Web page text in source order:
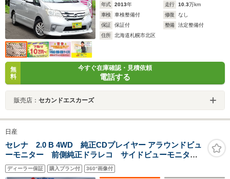
年式 2013年 走行 10.3万km
車検
車検整備付 修復
なし
保証
保証付 整備
法定整備付
住所
北海道札幌市北区
無
料
今すぐ在庫確認・見積依頼
電話する
販売店： セカンドエスカーズ
日産
セレナ 2.0 B 4WD 純正CDプレイヤー アラウンドビュ
ーモニター 前側純正ドラレコ サイドビューモニタ
ー エマージェンシーブレーキ 車線逸脱警報 ミラー
ヒーター
ディーラー保証 購入プラン付 360°画像付